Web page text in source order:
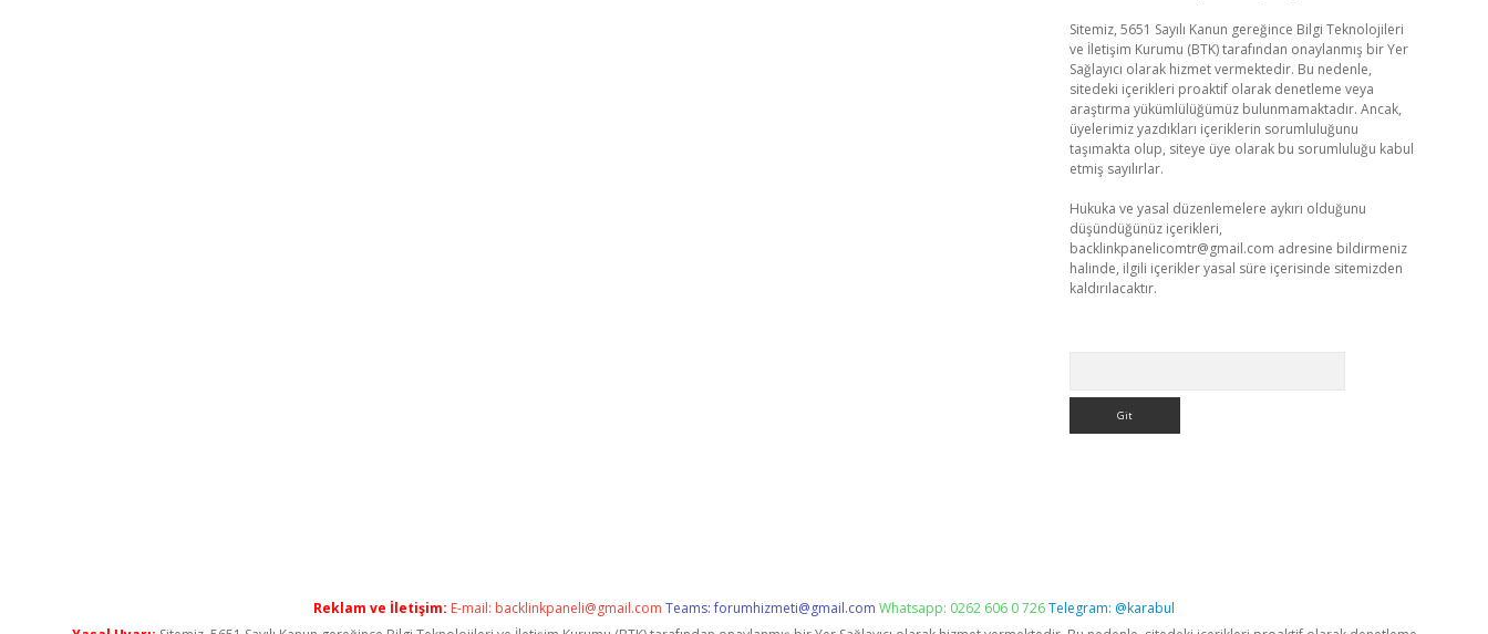
Sitemiz, 5651 Sayılı Kanun gereğince Bilgi Teknolojileri
ve İletişim Kurumu (BTK) tarafından onaylanmış bir Yer
Sağlayıcı olarak hizmet vermektedir. Bu nedenle,
sitedeki içerikleri proaktif olarak denetleme veya
araştırma yükümlülüğümüz bulunmamaktadır. Ancak,
üyelerimiz yazdıkları içeriklerin sorumluluğunu
taşımakta olup, siteye üye olarak bu sorumluluğu kabul
etmiş sayılırlar.
Hukuka ve yasal düzenlemelere aykırı olduğunu
düşündüğünüz içerikleri,
backlinkpanelicomtr@gmail.com adresine bildirmeniz
halinde, ilgili içerikler yasal süre içerisinde sitemizden
kaldırılacaktır.
Reklam ve İletişim: E-mail: backlinkpaneli@gmail.com Teams:forumhizmeti@gmail.com Whatsapp: 0262 606 0 726Telegram: @karabul